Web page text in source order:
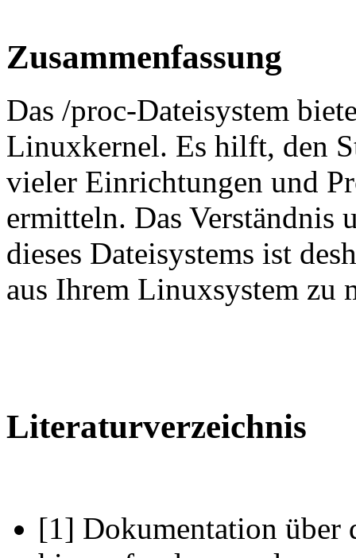
Zusammenfassung
Das /proc-Dateisystem
Linuxkernel. Es hilft, den
vieler Einrichtungen und
ermitteln. Das Verständnis
dieses Dateisystems ist
aus Ihrem Linuxsystem zu
Literaturverzeichnis
[1] Dokumentation über